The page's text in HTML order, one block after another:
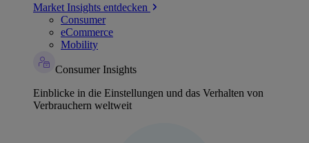
Market Insights entdecken
Consumer
eCommerce
Mobility
Consumer Insights
Einblicke in die Einstellungen und das Verhalten von
Verbrauchern weltweit